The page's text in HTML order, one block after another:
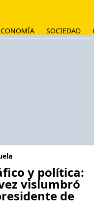
SOCIEDAD
y política:
vislumbró
de